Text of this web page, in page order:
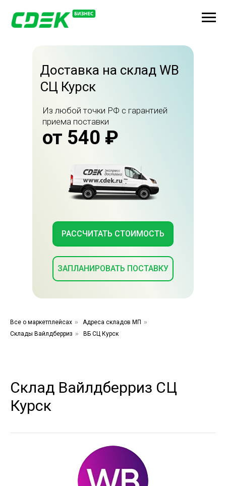
Доставка на склад WB
СЦ Курск
Из любой точки РФ с гарантией
приема поставки
РАССЧИТАТЬ СТОИМОСТЬ
ЗАПЛАНИРОВАТЬ ПОСТАВКУ
от 540 ₽
Все о маркетплейсах » Адреса складов МП »
Склады Вайлдберриз » ВБ СЦ Курск
Склад Вайлдберриз СЦ
Курск